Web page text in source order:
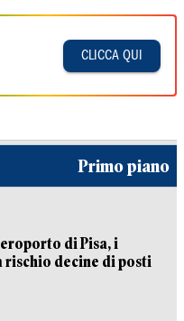
CLICCA QUI
Primo piano
di Pisa, i
rischio decine di posti